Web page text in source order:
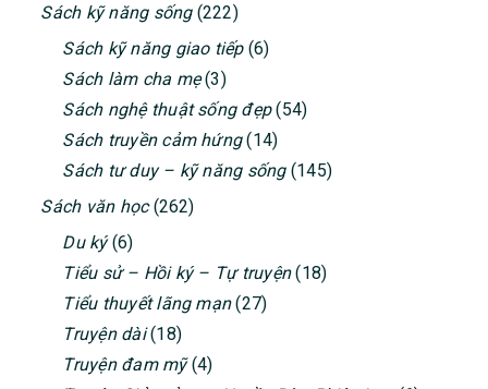
Sách kỹ năng sống(222)
Sách kỹ năng giao tiếp(6)
Sách làm cha mẹ(3)
Sách nghệ thuật sống đẹp(54)
Sách truyền cảm hứng(14)
Sách tư duy – kỹ năng sống(145)
Sách văn học(262)
Du ký(6)
Tiểu sử – Hồi ký – Tự truyện(18)
Tiểu thuyết lãng mạn(27)
Truyện dài(18)
Truyện đam mỹ(4)